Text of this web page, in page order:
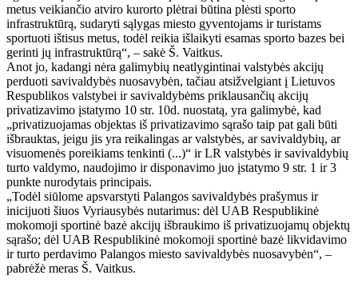
metus veikiančio atviro kurorto plėtrai būtina plėsti sporto
infrastruktūrą, sudaryti sąlygas miesto gyventojams ir turistams
sportuoti ištisus metus, todėl reikia išlaikyti esamas sporto bazes bei
gerinti jų infrastruktūrą“, – sakė Š. Vaitkus.
Anot jo, kadangi nėra galimybių neatlygintinai valstybės akcijų
perduoti savivaldybės nuosavybėn, tačiau atsižvelgiant į Lietuvos
Respublikos valstybei ir savivaldybėms priklausančių akcijų
privatizavimo įstatymo 10 str. 10d. nuostatą, yra galimybė, kad
„privatizuojamas objektas iš privatizavimo sąrašo taip pat gali būti
išbrauktas, jeigu jis yra reikalingas ar valstybės, ar savivaldybių, ar
visuomenės poreikiams tenkinti (...)“ ir LR valstybės ir savivaldybių
turto valdymo, naudojimo ir disponavimo juo įstatymo 9 str. 1 ir 3
punkte nurodytais principais.
„Todėl siūlome apsvarstyti Palangos savivaldybės prašymus ir
inicijuoti šiuos Vyriausybės nutarimus: dėl UAB Respublikinė
mokomoji sportinė bazė akcijų išbraukimo iš privatizuojamų objektų
sąrašo; dėl UAB Respublikinė mokomoji sportinė bazė likvidavimo
ir turto perdavimo Palangos miesto savivaldybės nuosavybėn“, –
pabrėžė meras Š. Vaitkus.